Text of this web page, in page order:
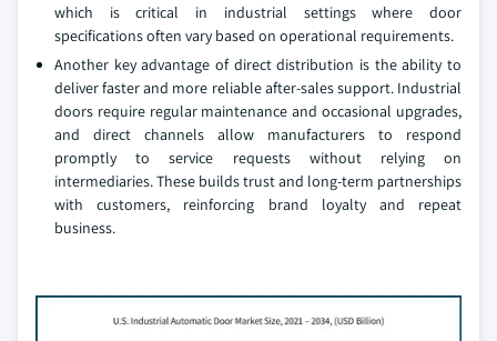
which is critical in industrial settings where door
specifications often vary based on operational requirements.
Another key advantage of direct distribution is the ability to
deliver faster and more reliable after-sales support. Industrial
doors require regular maintenance and occasional upgrades,
and direct channels allow manufacturers to respond
promptly to service requests without relying on
intermediaries. These builds trust and long-term partnerships
with customers, reinforcing brand loyalty and repeat
business.